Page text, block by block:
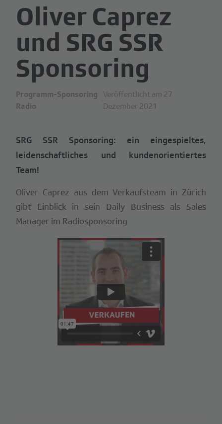
Oliver Caprez
und SRG SSR
Sponsoring
Programm-Sponsoring
Radio
·
Veröffentlicht am 27
Dezember 2021
SRG SSR Sponsoring: ein eingespieltes,
leidenschaftliches und kundenorientiertes
Team!
Oliver Caprez aus dem Verkaufsteam in Zürich
gibt Einblick in sein Daily Business als Sales
Manager im Radiosponsoring